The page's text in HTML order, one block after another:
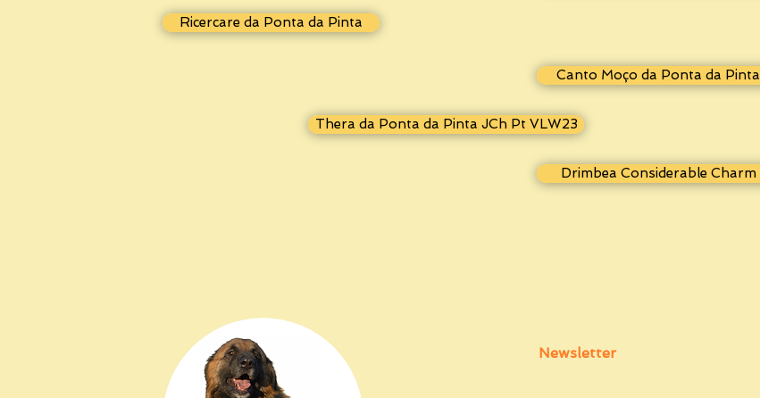
Ricercare da Ponta da Pinta
Canto Moço da Ponta da Pinta
Thera da Ponta da Pinta JCh Pt VLW23
Drimbea Considerable Charm
Newsletter